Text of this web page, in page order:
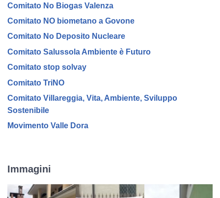
Comitato No Biogas Valenza
Comitato NO biometano a Govone
Comitato No Deposito Nucleare
Comitato Salussola Ambiente è Futuro
Comitato stop solvay
Comitato TriNO
Comitato Villareggia, Vita, Ambiente, Sviluppo
Sostenibile
Movimento Valle Dora
Immagini